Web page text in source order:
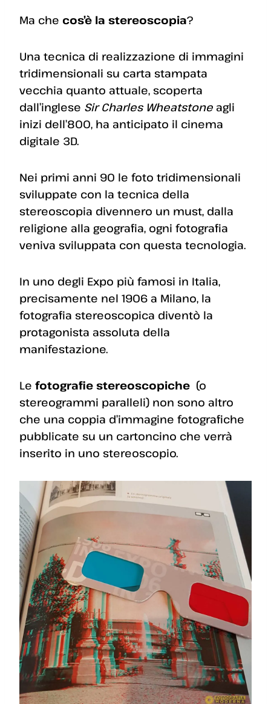
Ma che cos’è la stereoscopia?
Una tecnica di realizzazione di immagini
tridimensionali su carta stampata
vecchia quanto attuale, scoperta
dall’inglese Sir Charles Wheatstone agli
inizi dell’800, ha anticipato il cinema
digitale 3D.
Nei primi anni 90 le foto tridimensionali
sviluppate con la tecnica della
stereoscopia divennero un must, dalla
religione alla geografia, ogni fotografia
veniva sviluppata con questa tecnologia.
In uno degli Expo più famosi in Italia,
precisamente nel 1906 a Milano, la
fotografia stereoscopica diventò la
protagonista assoluta della
manifestazione.
Le fotografie stereoscopiche (o
stereogrammi paralleli) non sono altro
che una coppia d’immagine fotografiche
pubblicate su un cartoncino che verrà
inserito in uno stereoscopio.